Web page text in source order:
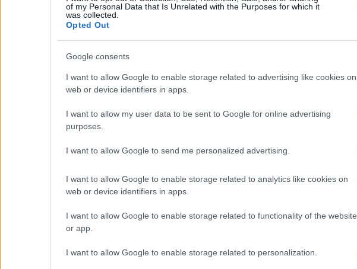
of my Personal Data that Is Unrelated with the Purposes for which it
was collected.
Opted Out
Google consents
I want to allow Google to enable storage related to advertising like cookies on
web or device identifiers in apps.
I want to allow my user data to be sent to Google for online advertising
purposes.
I want to allow Google to send me personalized advertising.
I want to allow Google to enable storage related to analytics like cookies on
web or device identifiers in apps.
I want to allow Google to enable storage related to functionality of the website
or app.
I want to allow Google to enable storage related to personalization.